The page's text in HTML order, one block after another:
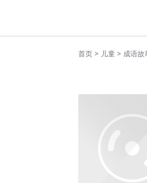
首页 > 儿童 > 成语故